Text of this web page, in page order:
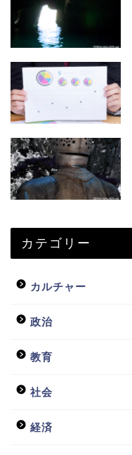
カテゴリー
カルチャー
政治
教育
社会
経済